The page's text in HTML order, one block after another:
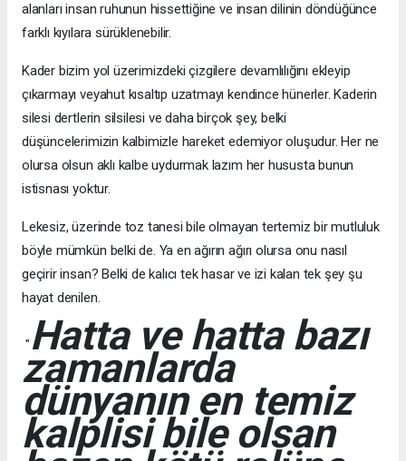
alanları insan ruhunun hissettiğine ve insan dilinin döndüğünce
farklı kıyılara sürüklenebilir.
Kader bizim yol üzerimizdeki çizgilere devamlılığını ekleyip
çıkarmayı veyahut kısaltıp uzatmayı kendince hünerler. Kaderin
silesi dertlerin silsilesi ve daha birçok şey, belki
düşüncelerimizin kalbimizle hareket edemiyor oluşudur. Her ne
olursa olsun aklı kalbe uydurmak lazım her hususta bunun
istisnası yoktur.
Lekesiz, üzerinde toz tanesi bile olmayan tertemiz bir mutluluk
böyle mümkün belki de. Ya en ağırın ağırı olursa onu nasıl
geçirir insan? Belki de kalıcı tek hasar ve izi kalan tek şey şu
hayat denilen.
" Hatta ve hatta bazı
zamanlarda
dünyanın en temiz
kalplisi bile olsan